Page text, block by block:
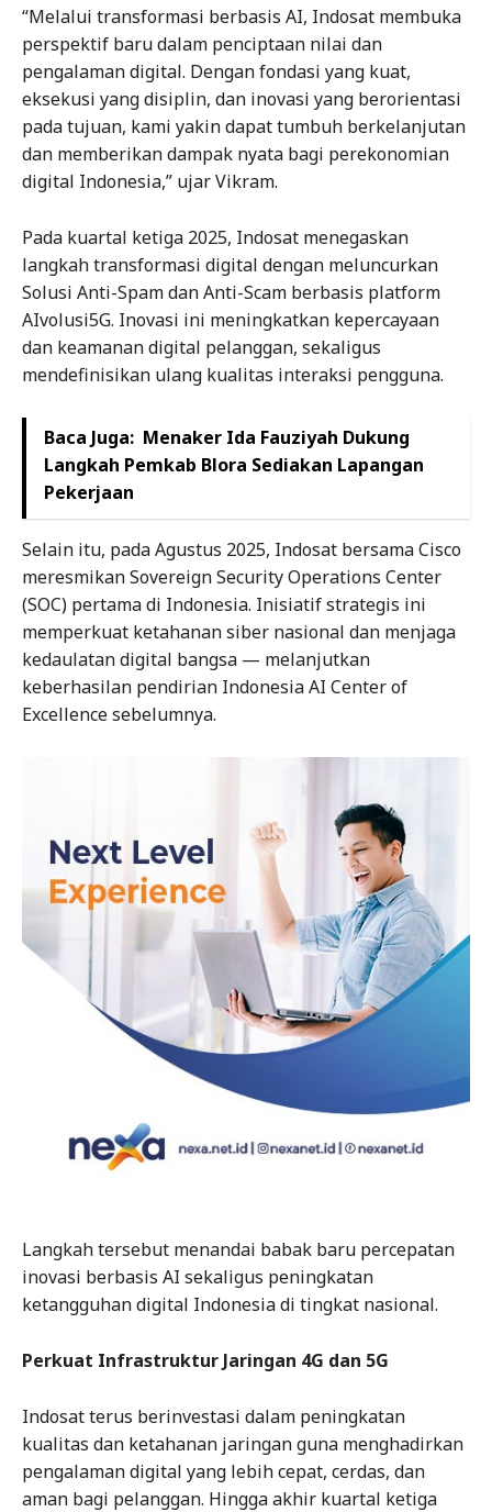
“Melalui transformasi berbasis AI, Indosat membuka
perspektif baru dalam penciptaan nilai dan
pengalaman digital. Dengan fondasi yang kuat,
eksekusi yang disiplin, dan inovasi yang berorientasi
pada tujuan, kami yakin dapat tumbuh berkelanjutan
dan memberikan dampak nyata bagi perekonomian
digital Indonesia,” ujar Vikram.
Pada kuartal ketiga 2025, Indosat menegaskan
langkah transformasi digital dengan meluncurkan
Solusi Anti-Spam dan Anti-Scam berbasis platform
AIvolusi5G. Inovasi ini meningkatkan kepercayaan
dan keamanan digital pelanggan, sekaligus
mendefinisikan ulang kualitas interaksi pengguna.
Baca Juga: Menaker Ida Fauziyah Dukung
Langkah Pemkab Blora Sediakan Lapangan
Pekerjaan
Selain itu, pada Agustus 2025, Indosat bersama Cisco
meresmikan Sovereign Security Operations Center
(SOC) pertama di Indonesia. Inisiatif strategis ini
memperkuat ketahanan siber nasional dan menjaga
kedaulatan digital bangsa — melanjutkan
keberhasilan pendirian Indonesia AI Center of
Excellence sebelumnya.
Langkah tersebut menandai babak baru percepatan
inovasi berbasis AI sekaligus peningkatan
ketangguhan digital Indonesia di tingkat nasional.
Perkuat Infrastruktur Jaringan 4G dan 5G
Indosat terus berinvestasi dalam peningkatan
kualitas dan ketahanan jaringan guna menghadirkan
pengalaman digital yang lebih cepat, cerdas, dan
aman bagi pelanggan. Hingga akhir kuartal ketiga